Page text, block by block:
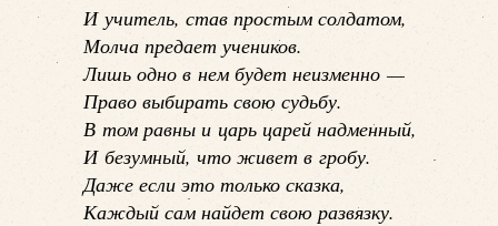
И учитель, став простым солдатом,
Молча предает учеников.
Лишь одно в нем будет неизменно —
Право выбирать свою судьбу.
В том равны и царь царей надменный,
И безумный, что живет в гробу.
Даже если это только сказка,
Каждый сам найдет свою развязку.